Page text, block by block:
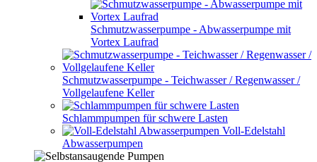
Schmutzwasserpumpe - Abwasserpumpe mit
Vortex Laufrad
Schmutzwasserpumpe - Teichwasser / Regenwasser /
Vollgelaufene Keller
Schlammpumpen für schwere Lasten
Voll-Edelstahl
Abwasserpumpen